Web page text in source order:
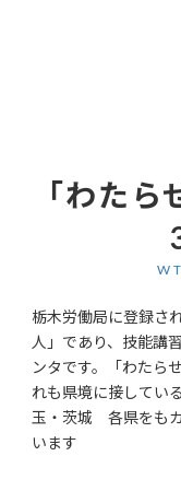
「わたら
栃木労働局に登録さ
人」であり、技能講
ンタです。「わたら
れも県境に接してい
玉・茨城 各県をも
います